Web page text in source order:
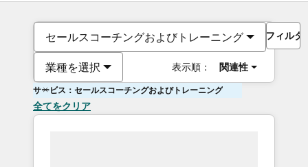
セールスコーチングおよびトレーニング
業種を選択 表示順： 関連性
フィルタ
サービス：セールスコーチングおよびトレーニング
全てをクリア